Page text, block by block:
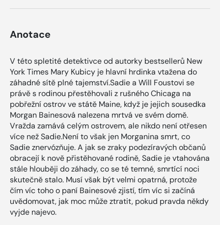
Anotace
V této spletité detektivce od autorky bestsellerů New
York Times Mary Kubicy je hlavní hrdinka vtažena do
záhadné sítě plné tajemství.Sadie a Will Foustovi se
právě s rodinou přestěhovali z rušného Chicaga na
pobřežní ostrov ve státě Maine, když je jejich sousedka
Morgan Bainesová nalezena mrtvá ve svém domě.
Vražda zamává celým ostrovem, ale nikdo není otřesen
více než Sadie.Není to však jen Morganina smrt, co
Sadie znervózňuje. A jak se zraky podezíravých občanů
obracejí k nově přistěhované rodině, Sadie je vtahována
stále hlouběji do záhady, co se té temné, smrtící noci
skutečně stalo. Musí však být velmi opatrná, protože
čím víc toho o paní Bainesové zjistí, tím víc si začíná
uvědomovat, jak moc může ztratit, pokud pravda někdy
vyjde najevo.